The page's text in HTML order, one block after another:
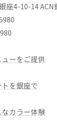
座4-10-14
ーをご提供
を銀座で
カラー体験